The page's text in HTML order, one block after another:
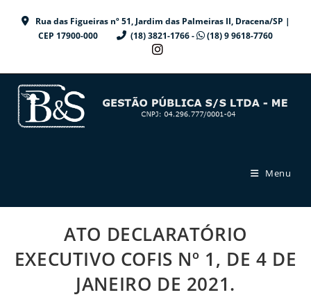
Rua das Figueiras nº 51, Jardim das Palmeiras II, Dracena/SP |
CEP 17900-000
(18) 3821-1766 - (18) 9 9618-7760
Menu
ATO DECLARATÓRIO
EXECUTIVO COFIS Nº 1, DE 4 DE
JANEIRO DE 2021.